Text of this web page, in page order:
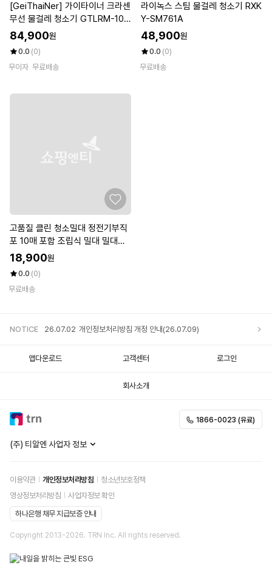
[GeiThaiNer] 가이타이너 크라센
무선 물걸레 청소기 GTLRM-100
0
84,900원
0.0 (0)
무이자 무료배송
라이녹스 스팀 물걸레 청소기 RXK
Y-SM761A
48,900원
0.0 (0)
무료배송
고품질 클린 청소밀대 정전기부직
포 10매 포함 조립식 밀대 밀대걸
레 (W7AF6A8)
18,900원
0.0 (0)
무료배송
NOTICE 26.07.02 개인정보처리방침 개정 안내(26.07.09)
25.12.05 개인정보처리방침 개정 안내
개인정보처리방침 개정 안내
앱다운로드 고객센터 로그인
회사소개
(주) 티알엔 사업자 정보
이용약관 개인정보처리방침
청소년보호정책
영상정보처리방침
사업자정보 확인
하나은행 채무 지급보증 안내
Copyright 2013-2026. TRN Inc. All rights reserved.
1866-0023 (유료)